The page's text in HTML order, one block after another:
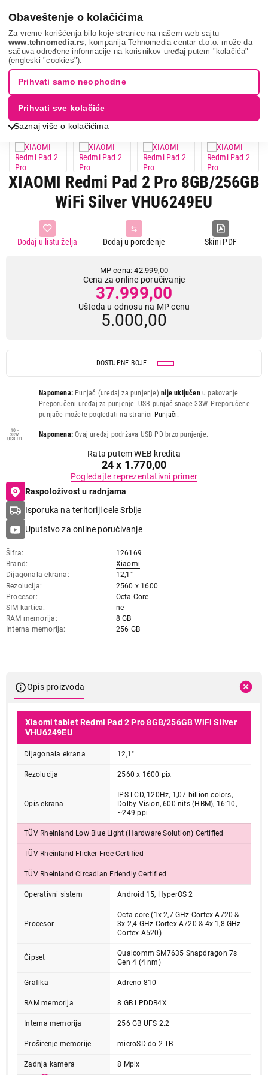
Obaveštenje o kolačićima
Za vreme korišćenja bilo koje stranice na našem web-sajtu
www.tehnomedia.rs , kompanija Tehnomedia centar d.o.o. može da
sačuva određene informacije na korisnikov uređaj putem "kolačića"
(engleski "cookies").
Saznaj više o kolačićima
Prihvati samo neophodne
Prihvati sve kolačiće
Mobilni telefoni i tableti Tablet računari Tableti
Xiaomi
redmi pa...
12% UŠTEDA.
XIAOMI Redmi Pad 2 Pro 8GB/256GB
WiFi Silver VHU6249EU
Skini PDF
Dodaj u poređenje
Dodaj u listu želja
MP cena: 42.999,00
Cena za online poručivanje
37.999,00
Ušteda u odnosu na MP cenu
5.000,00
DOSTUPNE BOJE
Napomena: Punjač (uređaj za punjenje)nije uključenu pakovanje.
Preporučeni uređaj za punjenje: USB punjač snage 33W. Preporučene
punjače možete pogledati na stranici Punjači.
10 -
33W
USB PD Napomena: Ovaj uređaj podržava USB PD brzo punjenje.
Rata putem WEB kredita
24 x 1.770,00
Pogledajte reprezentativni primer
Raspoloživost u radnjama
Isporuka na teritoriji cele Srbije
Uputstvo za online poručivanje
Šifra
126169
Brand
Xiaomi
Dijagonala ekrana
12,1"
Rezolucija
2560 x 1600
Procesor
Octa Core
SIM kartica
ne
RAM memorija
8 GB
Interna memorija
256 GB
Opis proizvoda
Xiaomi tablet Redmi Pad 2 Pro 8GB/256GB WiFi Silver
VHU6249EU
Dijagonala ekrana 12,1"
Rezolucija 2560 x 1600 pix
Opis ekrana
IPS LCD, 120Hz, 1,07 billion colors,
Dolby Vision, 600 nits (HBM), 16:10,
~249 ppi
TÜV Rheinland Low Blue Light (Hardware Solution) Certified
TÜV Rheinland Flicker Free Certified
TÜV Rheinland Circadian Friendly Certified
Operativni sistem Android 15, HyperOS 2
Procesor
Octa-core (1x 2,7 GHz Cortex-A720 &
3x 2,4 GHz Cortex-A720 & 4x 1,8 GHz
Cortex-A520)
Čipset
Qualcomm SM7635 Snapdragon 7s
Gen 4 (4 nm)
Grafika Adreno 810
RAM memorija 8 GB LPDDR4X
Interna memorija 256 GB UFS 2.2
Proširenje memorije microSD do 2 TB
Zadnja kamera
8 Mpix
TABLETI
Silver VHU6249EU
Proizvod je dodat u korpu.